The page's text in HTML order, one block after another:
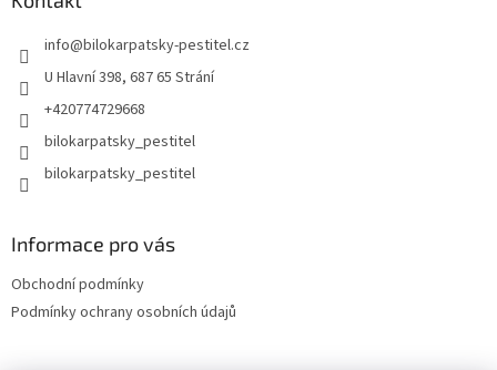
info@bilokarpatsky-pestitel.cz
U Hlavní 398, 687 65 Strání
+420774729668
bilokarpatsky_pestitel
Informace pro vás
Obchodní podmínky
Podmínky ochrany osobních údajů